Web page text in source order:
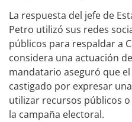
La respuesta del jefe de
Petro utilizó sus redes
públicos para respaldar a
considera una actuación
mandatario aseguró que
castigado por expresar
utilizar recursos públicos
la campaña electoral.